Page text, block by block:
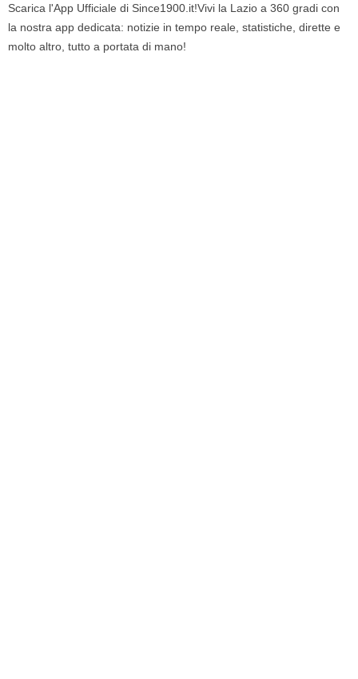
Scarica l'App Ufficiale di Since1900.it!Vivi la Lazio a 360 gradi con
la nostra app dedicata: notizie in tempo reale, statistiche, dirette e
molto altro, tutto a portata di mano!